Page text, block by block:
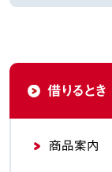
借りるとき
商品案内